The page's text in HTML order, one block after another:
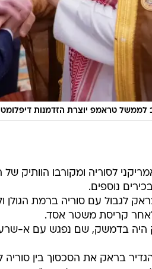
טראמפ יוצרת הזדמנות
לסוריה ומקורבו הוותיק
נוספים.
לגבול עם סוריה ברמת הגולן
קריסת משטר אסד.
היה בדמשק, שם נפגש עם א-
בראק את הסכסוך בין סוריה